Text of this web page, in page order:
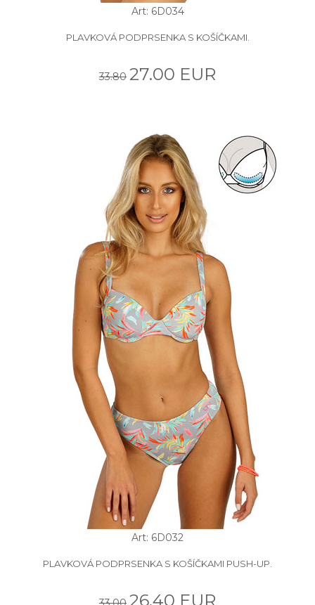
Art: 6D034
PLAVKOVÁ PODPRSENKA S KOŠÍČKAMI.
33.80 27.00 EUR
Art: 6D032
PLAVKOVÁ PODPRSENKA S KOŠÍČKAMI PUSH-UP.
26.40 EUR